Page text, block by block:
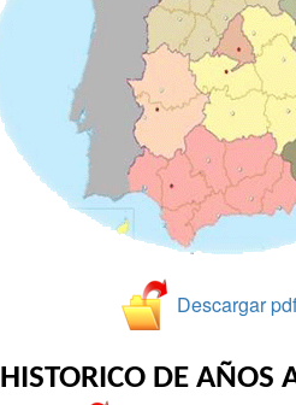
Descargar
HISTORICO DE AÑOS